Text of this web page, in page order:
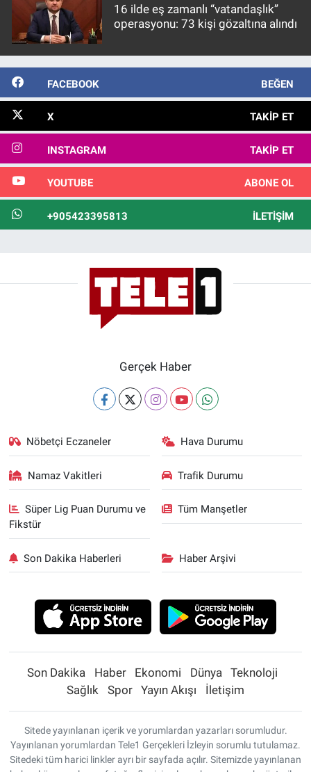
16 ilde eş zamanlı “vatandaşlık”
operasyonu: 73 kişi gözaltına alındı
FACEBOOK BEĞEN
X TAKIP ET
INSTAGRAM TAKIP ET
YOUTUBE ABONE OL
+905423395813 İLETIŞIM
Gerçek Haber
Nöbetçi Eczaneler Hava Durumu
Namaz Vakitleri Trafik Durumu
Süper Lig Puan Durumu ve
Fikstür
Tüm Manşetler
Son Dakika Haberleri Haber Arşivi
Son Dakika Haber Ekonomi Dünya
Teknoloji
Sağlık
Spor Yayın Akışı İletişim
Sitede yayınlanan içerik ve yorumlardan yazarları sorumludur.
Yayınlanan yorumlardan Tele1 Gerçekleri İzleyin sorumlu tutulamaz.
Sitedeki tüm harici linkler ayrı bir sayfada açılır. Sitemizde yayınlanan